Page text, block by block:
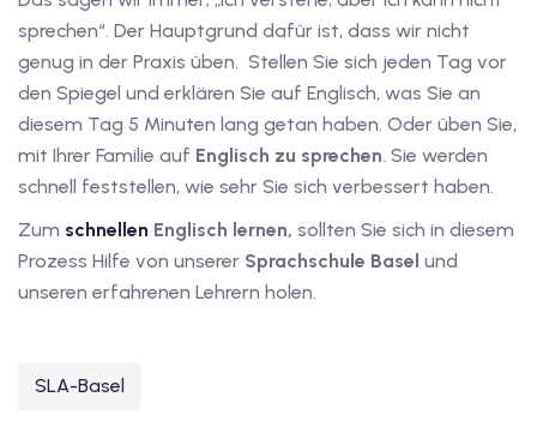
mit Gutschein
mit Gutschein B1
mit
B2
sprechen“. Der Hauptgrund dafür ist, dass wir nicht
genug in der Praxis üben. Stellen Sie sich jeden Tag vor
den Spiegel und erklären Sie auf Englisch, was Sie an
diesem Tag 5 Minuten lang getan haben. Oder üben Sie,
mit Ihrer Familie auf Englisch zu sprechen. Sie werden
schnell feststellen, wie sehr Sie sich verbessert haben.
Zum schnellen Englisch lernen, sollten Sie sich in diesem
Prozess Hilfe von unserer Sprachschule Basel und
unseren erfahrenen Lehrern holen.
SLA-Basel